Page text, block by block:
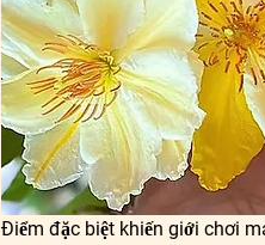
Điểm đặc biệt khiến giới chơi